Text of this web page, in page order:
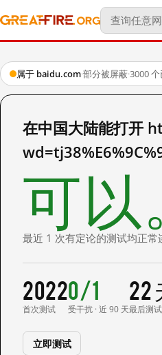
属于 baidu.com·部分被屏蔽·3000
在中国大陆能打开
可以
最近 1 次有定论的测试均正常
2022
首次测试
0/1
受干扰 · 近 90 天
22
最后测试
立即测试